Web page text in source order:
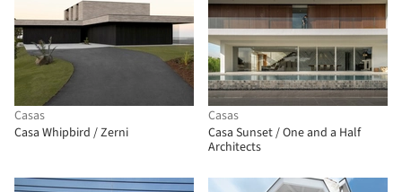
Casas
Casa Whipbird / Zerni
Casas
Casa Sunset / One and a Half
Architects